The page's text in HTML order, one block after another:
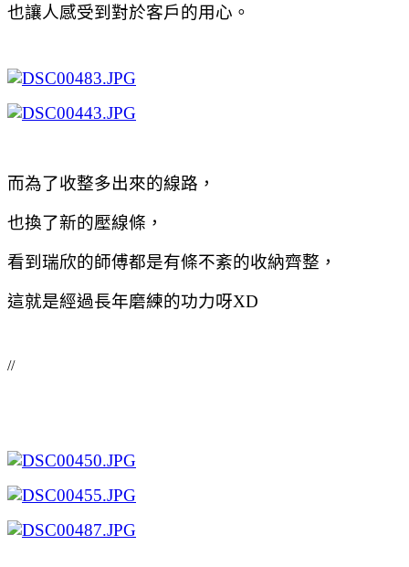
也讓人感受到對於客戶的用心。
而為了收整多出來的線路，
也換了新的壓線條，
看到瑞欣的師傅都是有條不紊的收納齊整，
這就是經過長年磨練的功力呀XD
//